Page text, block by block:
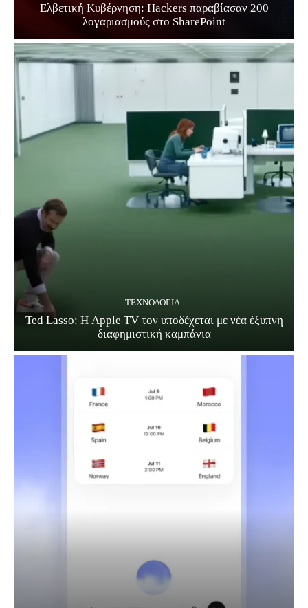
Ελβετική Κυβέρνηση: Hackers παραβίασαν 200
λογαριασμούς στο SharePoint
ΤΕΧΝΟΛΟΓΊΑ
Ted Lasso: Η Apple TV τον υποδέχεται με νέα έξυπνη
διαφημιστική καμπάνια